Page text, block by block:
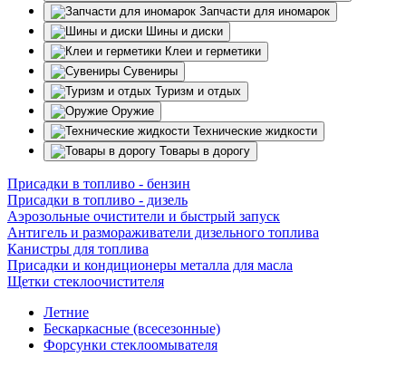
Запчасти для иномарок
Шины и диски
Клеи и герметики
Сувениры
Туризм и отдых
Оружие
Технические жидкости
Товары в дорогу
Присадки в топливо - бензин
Присадки в топливо - дизель
Аэрозольные очистители и быстрый запуск
Антигель и размораживатели дизельного топлива
Канистры для топлива
Присадки и кондиционеры металла для масла
Щетки стеклоочистителя
Летние
Бескаркасные (всесезонные)
Форсунки стеклоомывателя